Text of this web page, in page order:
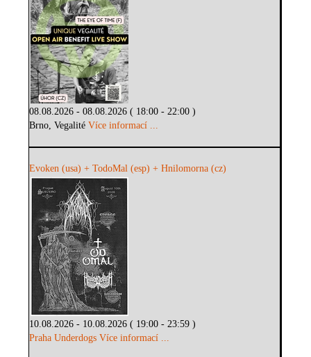
08.08.2026 - 08.08.2026 ( 18:00 - 22:00 )
Brno, VegalitéVíce informací ...
Evoken (usa) + TodoMal (esp) + Hnilomorna (cz)
10.08.2026 - 10.08.2026 ( 19:00 - 23:59 )
Praha Underdogs Více informací ...